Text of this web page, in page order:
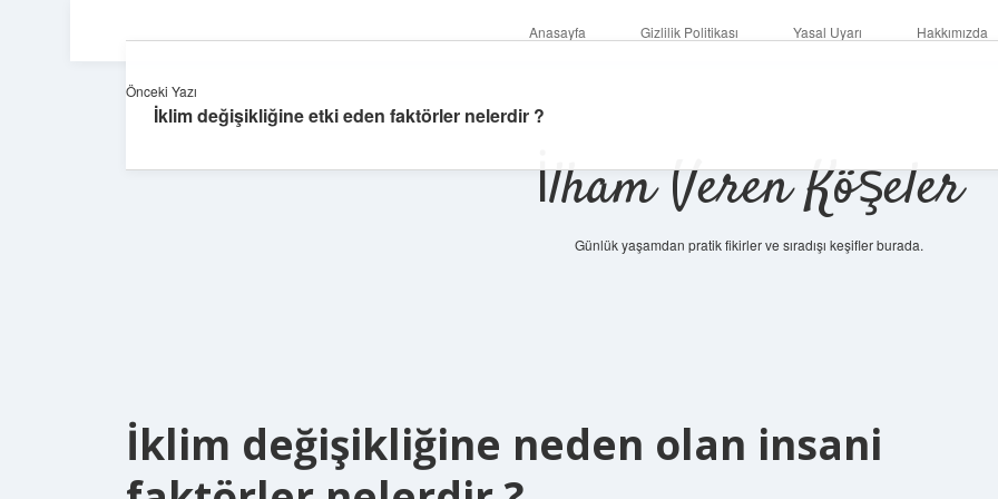
Anasayfa Gizlilik Politikası Yasal Uyarı Hakkımızda
İlham Veren Köşeler
Günlük yaşamdan pratik fikirler ve sıradışı keşifler burada.
İklim değişikliğine neden olan insani
Önceki Yazı
İklim değişikliğine etki eden faktörler nelerdir ?